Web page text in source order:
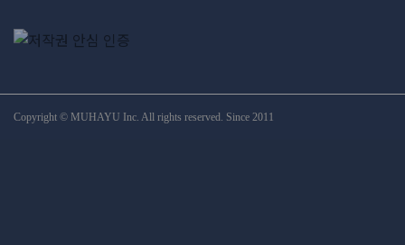
Copyright © MUHAYU Inc. All rights reserved. Since 2011